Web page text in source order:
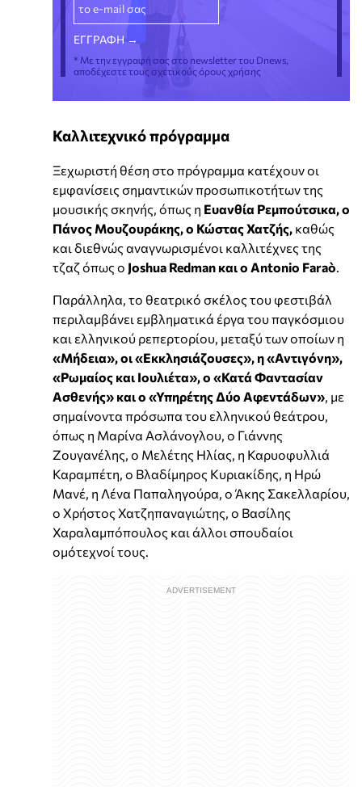
* Με την εγγραφή σας στο newsletter του Dnews,
αποδέχεστε τους σχετικούς όρους χρήσης
Καλλιτεχνικό πρόγραμμα
Ξεχωριστή θέση στο πρόγραμμα κατέχουν οι
εμφανίσεις σημαντικών προσωπικοτήτων της
μουσικής σκηνής, όπως η Ευανθία Ρεμπούτσικα, ο
Πάνος Μουζουράκης, ο Κώστας Χατζής, καθώς
και διεθνώς αναγνωρισμένοι καλλιτέχνες της
τζαζ όπως ο Joshua Redman και ο Antonio Faraò.
Παράλληλα, το θεατρικό σκέλος του φεστιβάλ
περιλαμβάνει εμβληματικά έργα του παγκόσμιου
και ελληνικού ρεπερτορίου, μεταξύ των οποίων η
«Μήδεια», οι «Εκκλησιάζουσες», η «Αντιγόνη»,
«Ρωμαίος και Ιουλιέτα», ο «Κατά Φαντασίαν
Ασθενής» και ο «Υπηρέτης Δύο Αφεντάδων», με
σημαίνοντα πρόσωπα του ελληνικού θεάτρου,
όπως η Μαρίνα Ασλάνογλου, ο Γιάννης
Ζουγανέλης, ο Μελέτης Ηλίας, η Καρυοφυλλιά
Καραμπέτη, ο Βλαδίμηρος Κυριακίδης, η Ηρώ
Μανέ, η Λένα Παπαληγούρα, ο Άκης Σακελλαρίου,
ο Χρήστος Χατζηπαναγιώτης, ο Βασίλης
Χαραλαμπόπουλος και άλλοι σπουδαίοι
ομότεχνοί τους.